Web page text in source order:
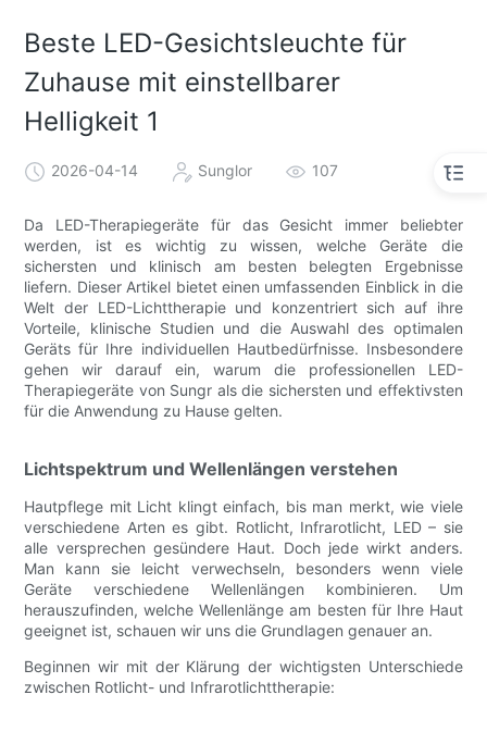
Beste LED-Gesichtsleuchte für
Zuhause mit einstellbarer
Helligkeit 1
2026-04-14 Sunglor 107
Da LED-Therapiegeräte für das Gesicht immer beliebter
werden, ist es wichtig zu wissen, welche Geräte die
sichersten und klinisch am besten belegten Ergebnisse
liefern. Dieser Artikel bietet einen umfassenden Einblick in die
Welt der LED-Lichttherapie und konzentriert sich auf ihre
Vorteile, klinische Studien und die Auswahl des optimalen
Geräts für Ihre individuellen Hautbedürfnisse. Insbesondere
gehen wir darauf ein, warum die professionellen LED-
Therapiegeräte von Sungr als die sichersten und effektivsten
für die Anwendung zu Hause gelten.
Lichtspektrum und Wellenlängen verstehen
Hautpflege mit Licht klingt einfach, bis man merkt, wie viele
verschiedene Arten es gibt. Rotlicht, Infrarotlicht, LED – sie
alle versprechen gesündere Haut. Doch jede wirkt anders.
Man kann sie leicht verwechseln, besonders wenn viele
Geräte verschiedene Wellenlängen kombinieren. Um
herauszufinden, welche Wellenlänge am besten für Ihre Haut
geeignet ist, schauen wir uns die Grundlagen genauer an.
Beginnen wir mit der Klärung der wichtigsten Unterschiede
zwischen Rotlicht- und Infrarotlichttherapie: